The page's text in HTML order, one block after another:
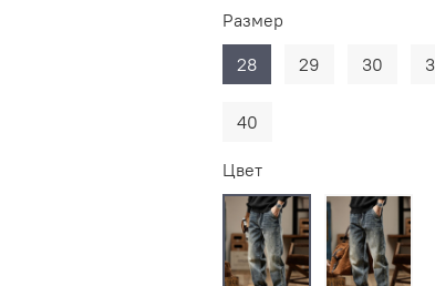
Размер
28
29 30
40
Цвет